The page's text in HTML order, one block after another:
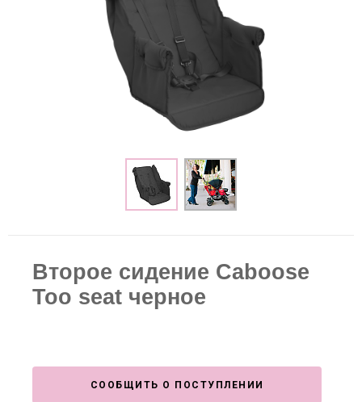
Второе сидение Caboose
Too seat черное
СООБЩИТЬ О ПОСТУПЛЕНИИ